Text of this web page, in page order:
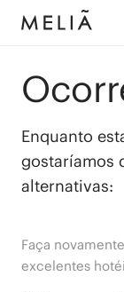
Enquanto
gostaríamos
alternativas:
Faça
excelentes